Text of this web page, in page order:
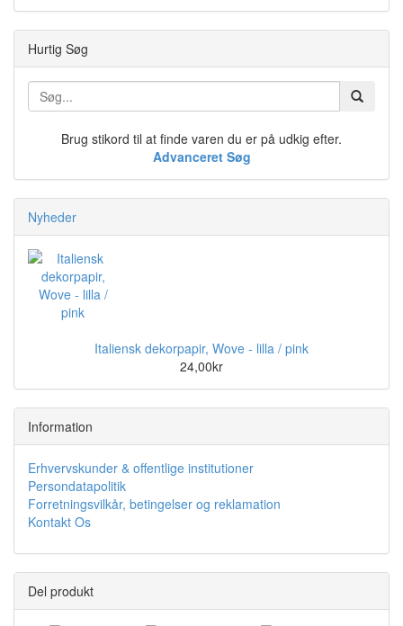
Hurtig Søg
Brug stikord til at finde varen du er på udkig efter.
Advanceret Søg
Nyheder
Italiensk dekorpapir, Wove - lilla / pink
24,00kr
Information
Erhvervskunder & offentlige institutioner
Persondatapolitik
Forretningsvilkår, betingelser og reklamation
Kontakt Os
Del produkt